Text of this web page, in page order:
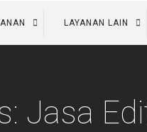
LAYANAN LAIN
Jasa